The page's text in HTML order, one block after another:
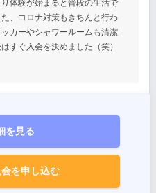
体験が始まると普段の生活で
、コロナ対策もきちんと行わ
カーやシャワールームも清潔
すぐ入会を決めました（笑）
を見る
を申し込む